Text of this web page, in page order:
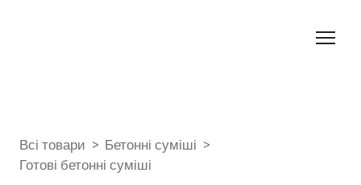
Всі товари
Бетонні суміші
Готові бетонні суміші